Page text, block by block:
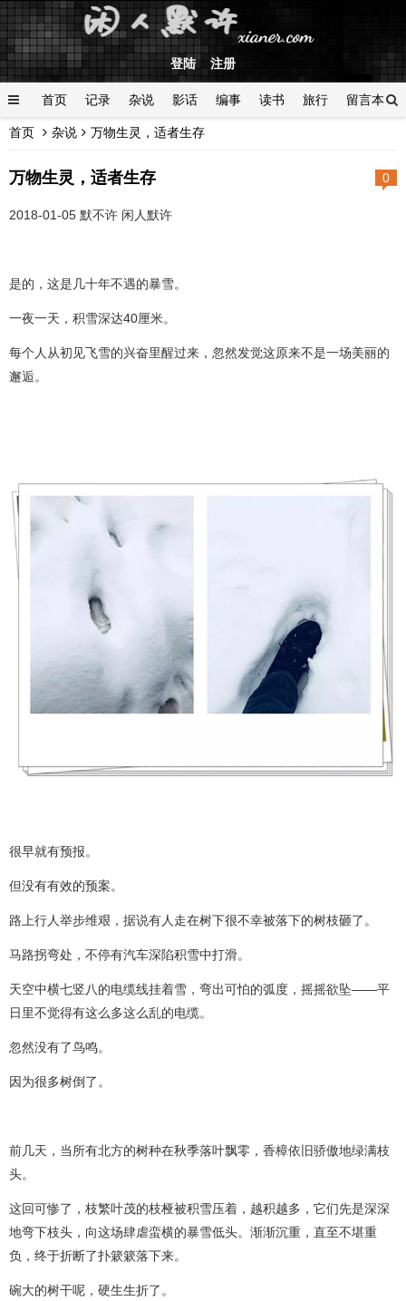
登陆 注册
首页 记录 杂说 影话 编事 读书 旅行 留言本
登陆
首页 杂说 万物生灵，适者生存
0
万物生灵，适者生存
2018-01-05 默不许 闲人默许
是的，这是几十年不遇的暴雪。
一夜一天，积雪深达40厘米。
每个人从初见飞雪的兴奋里醒过来，忽然发觉这原来不是一场美丽的
邂逅。
很早就有预报。
但没有有效的预案。
路上行人举步维艰，据说有人走在树下很不幸被落下的树枝砸了。
马路拐弯处，不停有汽车深陷积雪中打滑。
天空中横七竖八的电缆线挂着雪，弯出可怕的弧度，摇摇欲坠——平
日里不觉得有这么多这么乱的电缆。
忽然没有了鸟鸣。
因为很多树倒了。
前几天，当所有北方的树种在秋季落叶飘零，香樟依旧骄傲地绿满枝
头。
这回可惨了，枝繁叶茂的枝桠被积雪压着，越积越多，它们先是深深
地弯下枝头，向这场肆虐蛮横的暴雪低头。渐渐沉重，直至不堪重
负，终于折断了扑簌簌落下来。
碗大的树干呢，硬生生折了。